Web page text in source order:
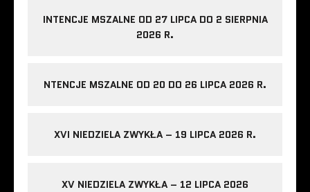
INTENCJE MSZALNE OD 27 LIPCA DO 2 SIERPNIA
2026 R.
NTENCJE MSZALNE OD 20 DO 26 LIPCA 2026 R.
XVI NIEDZIELA ZWYKŁA – 19 LIPCA 2026 R.
XV NIEDZIELA ZWYKŁA – 12 LIPCA 2026